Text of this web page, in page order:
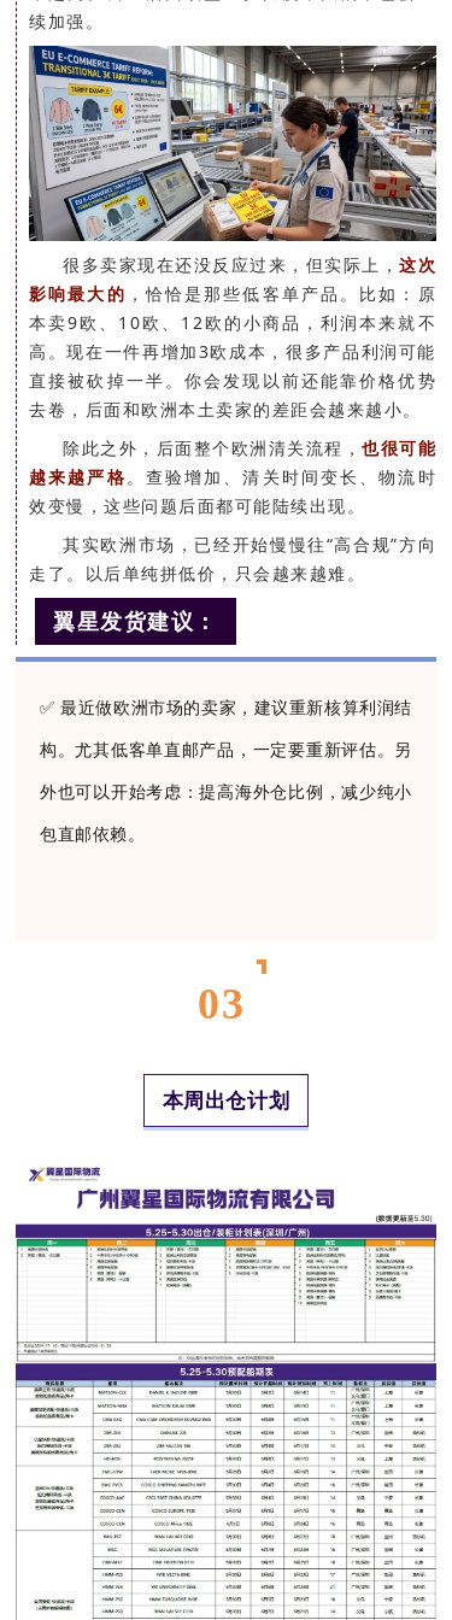
续加强。
很多卖家现在还没反应过来，但实际上， 这次
影响最大的 ，恰恰是那些低客单产品。比如：原
本卖9欧、10欧、12欧的小商品，利润本来就不
高。现在一件再增加3欧成本，很多产品利润可能
直接被砍掉一半。你会发现以前还能靠价格优势
去卷，后面和欧洲本土卖家的差距会越来越小。
除此之外，后面整个欧洲清关流程， 也很可能
越来越严格 。查验增加、清关时间变长、物流时
效变慢，这些问题后面都可能陆续出现。
其实欧洲市场，已经开始慢慢往“高合规”方向
走了。以后单纯拼低价，只会越来越难。
翼星发货建议：
✅ 最近做欧洲市场的卖家，建议重新核算利润结
构。尤其低客单直邮产品，一定要重新评估。另
外也可以开始考虑：提高海外仓比例，减少纯小
包直邮依赖。
03
R
A
I
C
R
G
E
R
Y
一
文
本周出仓计划